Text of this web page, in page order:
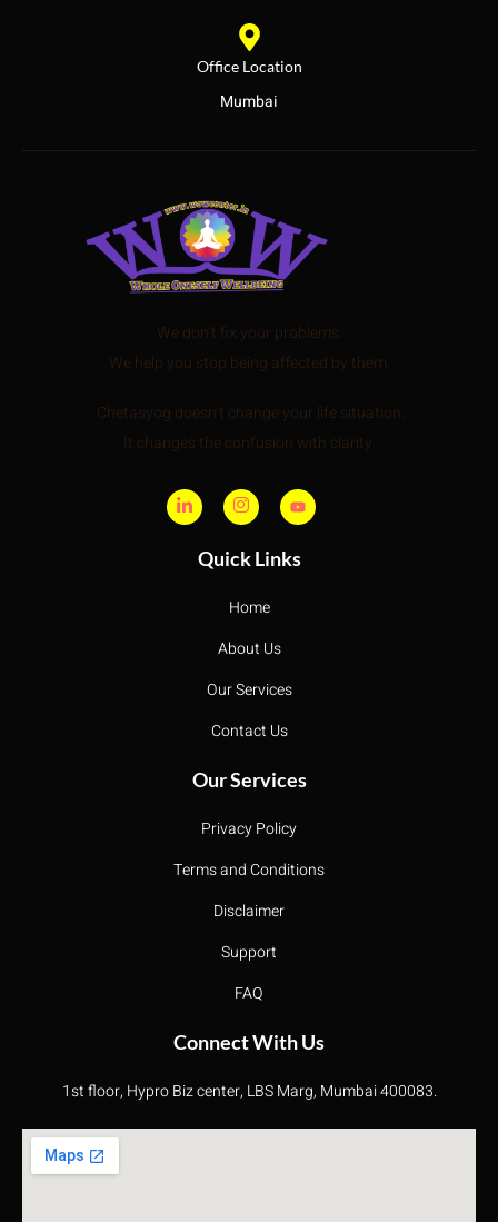
Office Location
Mumbai
We don’t fix your problems.
We help you stop being affected by them.
Chetasyog doesn’t change your life situation.
It changes the confusion with clarity.
Quick Links
Home
About Us
Our Services
Contact Us
Our Services
Privacy Policy
Terms and Conditions
Disclaimer
Support
FAQ
Connect With Us
1st floor, Hypro Biz center, LBS Marg, Mumbai 400083.